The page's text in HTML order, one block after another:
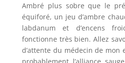
Ambré plus sobre que le
équiforé, un jeu d’ambre
labdanum et d’encens
fonctionne très bien. Allez
d’attente du médecin de mon
probablement l’alliance